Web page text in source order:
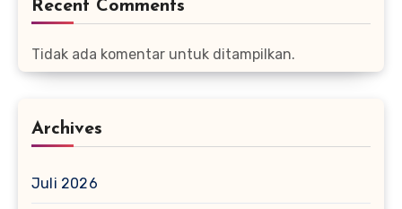
Recent Comments
Tidak ada komentar untuk ditampilkan.
Archives
Juli 2026